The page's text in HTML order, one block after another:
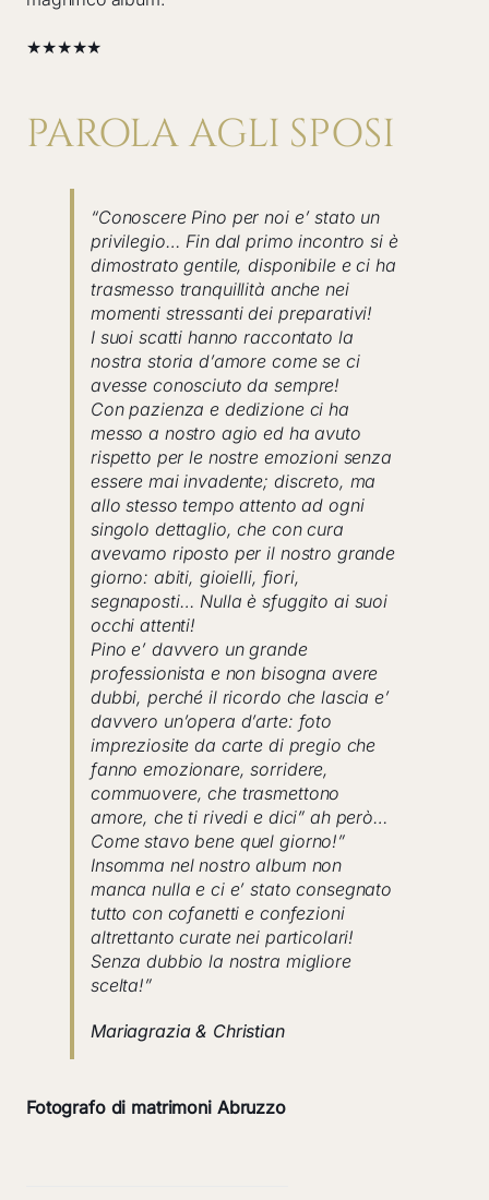
★★★★★
PAROLA AGLI SPOSI
“Conoscere Pino per noi e’ stato un
privilegio… Fin dal primo incontro si è
dimostrato gentile, disponibile e ci ha
trasmesso tranquillità anche nei
momenti stressanti dei preparativi!
I suoi scatti hanno raccontato la
nostra storia d’amore come se ci
avesse conosciuto da sempre!
Con pazienza e dedizione ci ha
messo a nostro agio ed ha avuto
rispetto per le nostre emozioni senza
essere mai invadente; discreto, ma
allo stesso tempo attento ad ogni
singolo dettaglio, che con cura
avevamo riposto per il nostro grande
giorno: abiti, gioielli, fiori,
segnaposti… Nulla è sfuggito ai suoi
occhi attenti!
Pino e’ davvero un grande
professionista e non bisogna avere
dubbi, perché il ricordo che lascia e’
davvero un’opera d’arte: foto
impreziosite da carte di pregio che
fanno emozionare, sorridere,
commuovere, che trasmettono
amore, che ti rivedi e dici” ah però…
Come stavo bene quel giorno!”
Insomma nel nostro album non
manca nulla e ci e’ stato consegnato
tutto con cofanetti e confezioni
altrettanto curate nei particolari!
Senza dubbio la nostra migliore
scelta!”
Mariagrazia & Christian
Fotografo di matrimoni Abruzzo